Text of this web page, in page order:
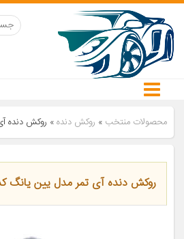
محصولات منتخب » روکش دنده» روکش دنده
روکش دنده آی تمر مدل یین یانگ کد